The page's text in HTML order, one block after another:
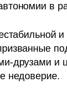
в
друзами и
недоверие.